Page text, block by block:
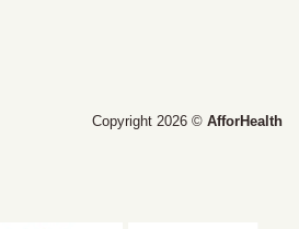
Copyright 2026 © AfforHealth